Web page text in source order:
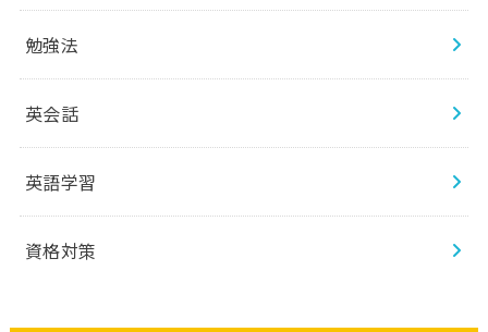
勉強法
英会話
英語学習
資格対策